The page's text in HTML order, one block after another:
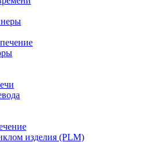
изделия (PLM)